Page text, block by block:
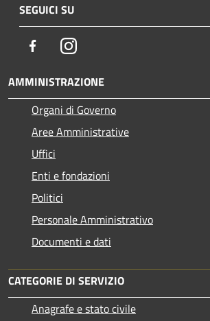
SEGUICI SU
FacebookInstagram
AMMINISTRAZIONE
Organi di Governo
Aree Amministrative
Uffici
Enti e fondazioni
Politici
Personale Amministrativo
Documenti e dati
CATEGORIE DI SERVIZIO
Anagrafe e stato civile